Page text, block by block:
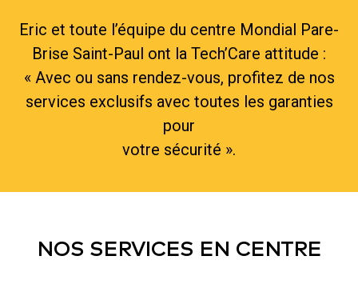
Eric et toute l’équipe du centre Mondial Pare-
Brise Saint-Paul ont la Tech’Care attitude :
« Avec ou sans rendez-vous, profitez de nos
services exclusifs avec toutes les garanties
pour
votre sécurité ».
NOS SERVICES EN CENTRE